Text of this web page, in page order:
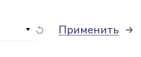
Применить